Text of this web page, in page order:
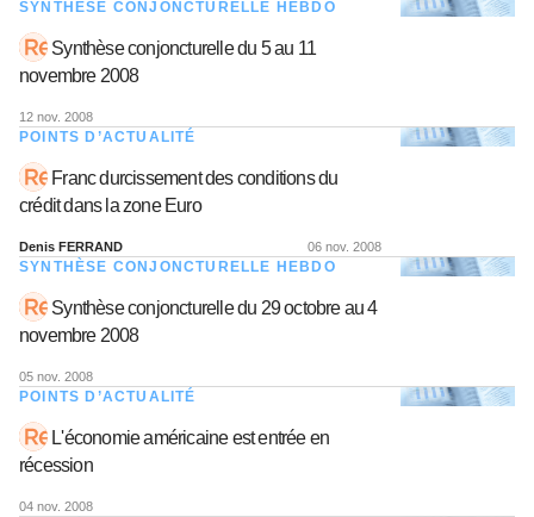
SYNTHÈSE CONJONCTURELLE HEBDO
Synthèse conjoncturelle du 5 au 11
novembre 2008
12 nov. 2008
POINTS D’ACTUALITÉ
Franc durcissement des conditions du
crédit dans la zone Euro
Denis FERRAND 06 nov. 2008
SYNTHÈSE CONJONCTURELLE HEBDO
Synthèse conjoncturelle du 29 octobre au 4
novembre 2008
05 nov. 2008
POINTS D’ACTUALITÉ
L'économie américaine est entrée en
récession
04 nov. 2008